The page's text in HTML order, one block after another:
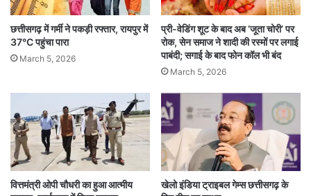
छत्तीसगढ़ में गर्मी ने पकड़ी रफ्तार, रायपुर में
37°C पहुंचा पारा
March 5, 2026
प्री-वेडिंग शूट के बाद अब ‘जूता चोरी’ पर
रोक, सेन समाज ने शादी की रस्मों पर लगाई
पाबंदी; सगाई के बाद फोन कॉल भी बंद
March 5, 2026
वित्तमंत्री ओपी चौधरी का हुआ आत्मीय
खेलो इंडिया ट्राइबल गेम्स छत्तीसगढ़ के